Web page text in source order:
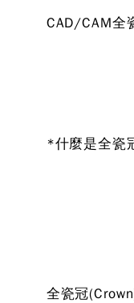
CAD/CAM全
*什麼是全瓷
全瓷冠